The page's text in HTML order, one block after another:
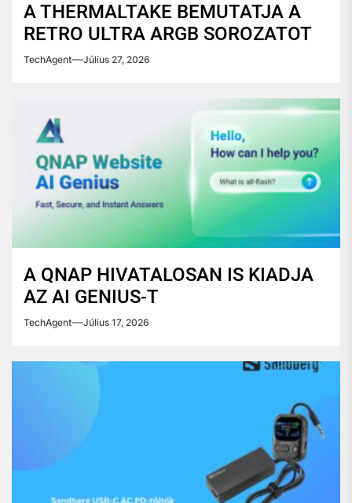
A THERMALTAKE BEMUTATJA A
RETRO ULTRA ARGB SOROZATOT
TechAgent Július 27, 2026
A QNAP HIVATALOSAN IS KIADJA
AZ AI GENIUS-T
TechAgent Július 17, 2026